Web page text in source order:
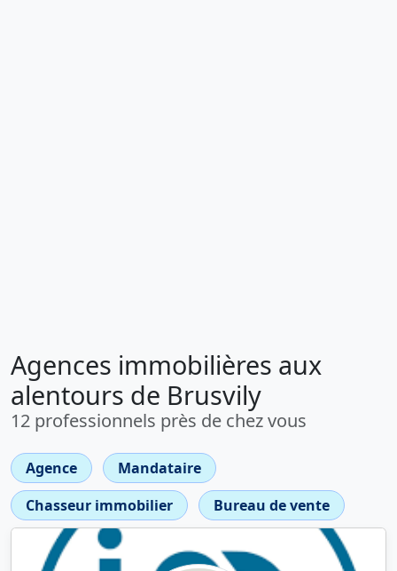
Agences immobilières aux
alentours de Brusvily
12 professionnels près de chez vous
Agence
Mandataire
Chasseur immobilier
Bureau de vente